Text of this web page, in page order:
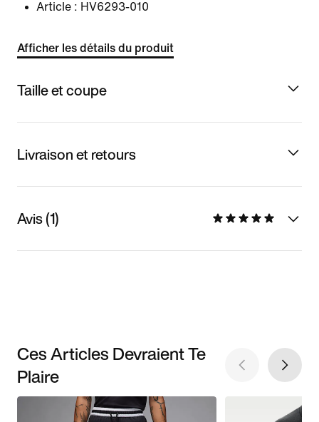
Article : HV6293-010
Afficher les détails du produit
Taille et coupe
Livraison et retours
Avis (1)
Ces Articles Devraient Te
Plaire